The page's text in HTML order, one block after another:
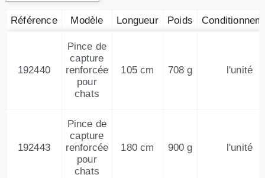
Référence Modèle Longueur Poids
192440
Pince de
capture
renforcée
pour
chats
105 cm 708 g l'unité
192443
Pince de
capture
renforcée
pour
chats
180 cm 900 g l'unité